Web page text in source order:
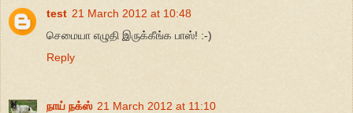
test 21 March 2012 at 10:48
செமையா எழுதி இருக்கீங்க பாஸ்! :-)
Reply
நாய் நக்ஸ் 21 March 2012 at 11:10